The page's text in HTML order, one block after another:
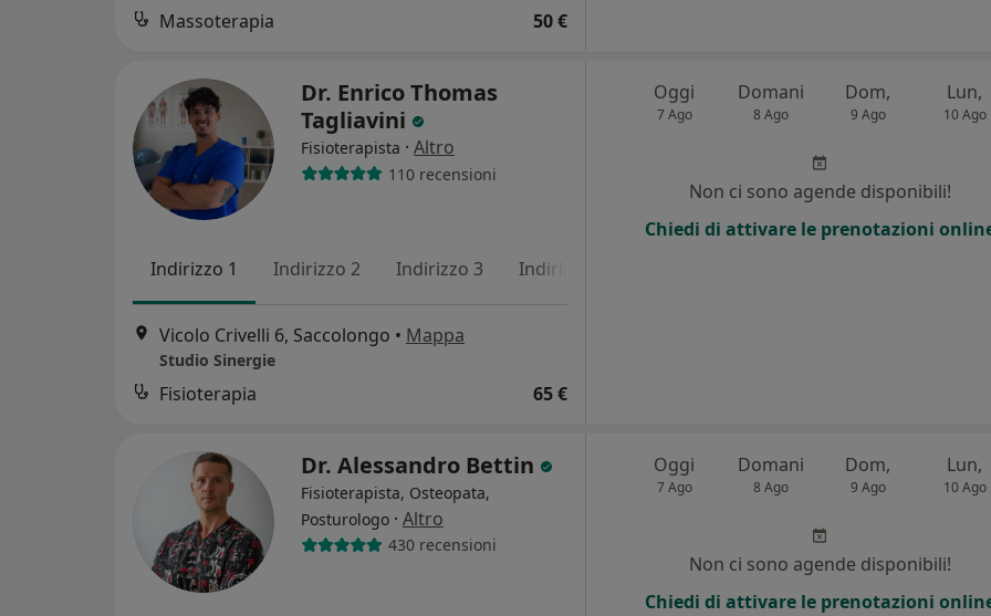
Massoterapia 50 €
Dr. Enrico Thomas
Tagliavini
Fisioterapista · Altro
110 recensioni
Indirizzo 1 Indirizzo 2 Indirizzo 3 Indirizzo 4
Vicolo Crivelli 6, Saccolongo • Mappa
Studio Sinergie
Fisioterapia 65 €
Oggi
7 Ago
Domani
8 Ago
Dom,
9 Ago
Lun,
10 Ago
Non ci sono agende disponibili!
Chiedi di attivare le prenotazioni
Dr. Alessandro Bettin
Fisioterapista, Osteopata,
Posturologo · Altro
430 recensioni
Oggi
7 Ago
Domani
8 Ago
Dom,
9 Ago
Lun,
10 Ago
Non ci sono agende disponibili!
Chiedi di attivare le prenotazioni